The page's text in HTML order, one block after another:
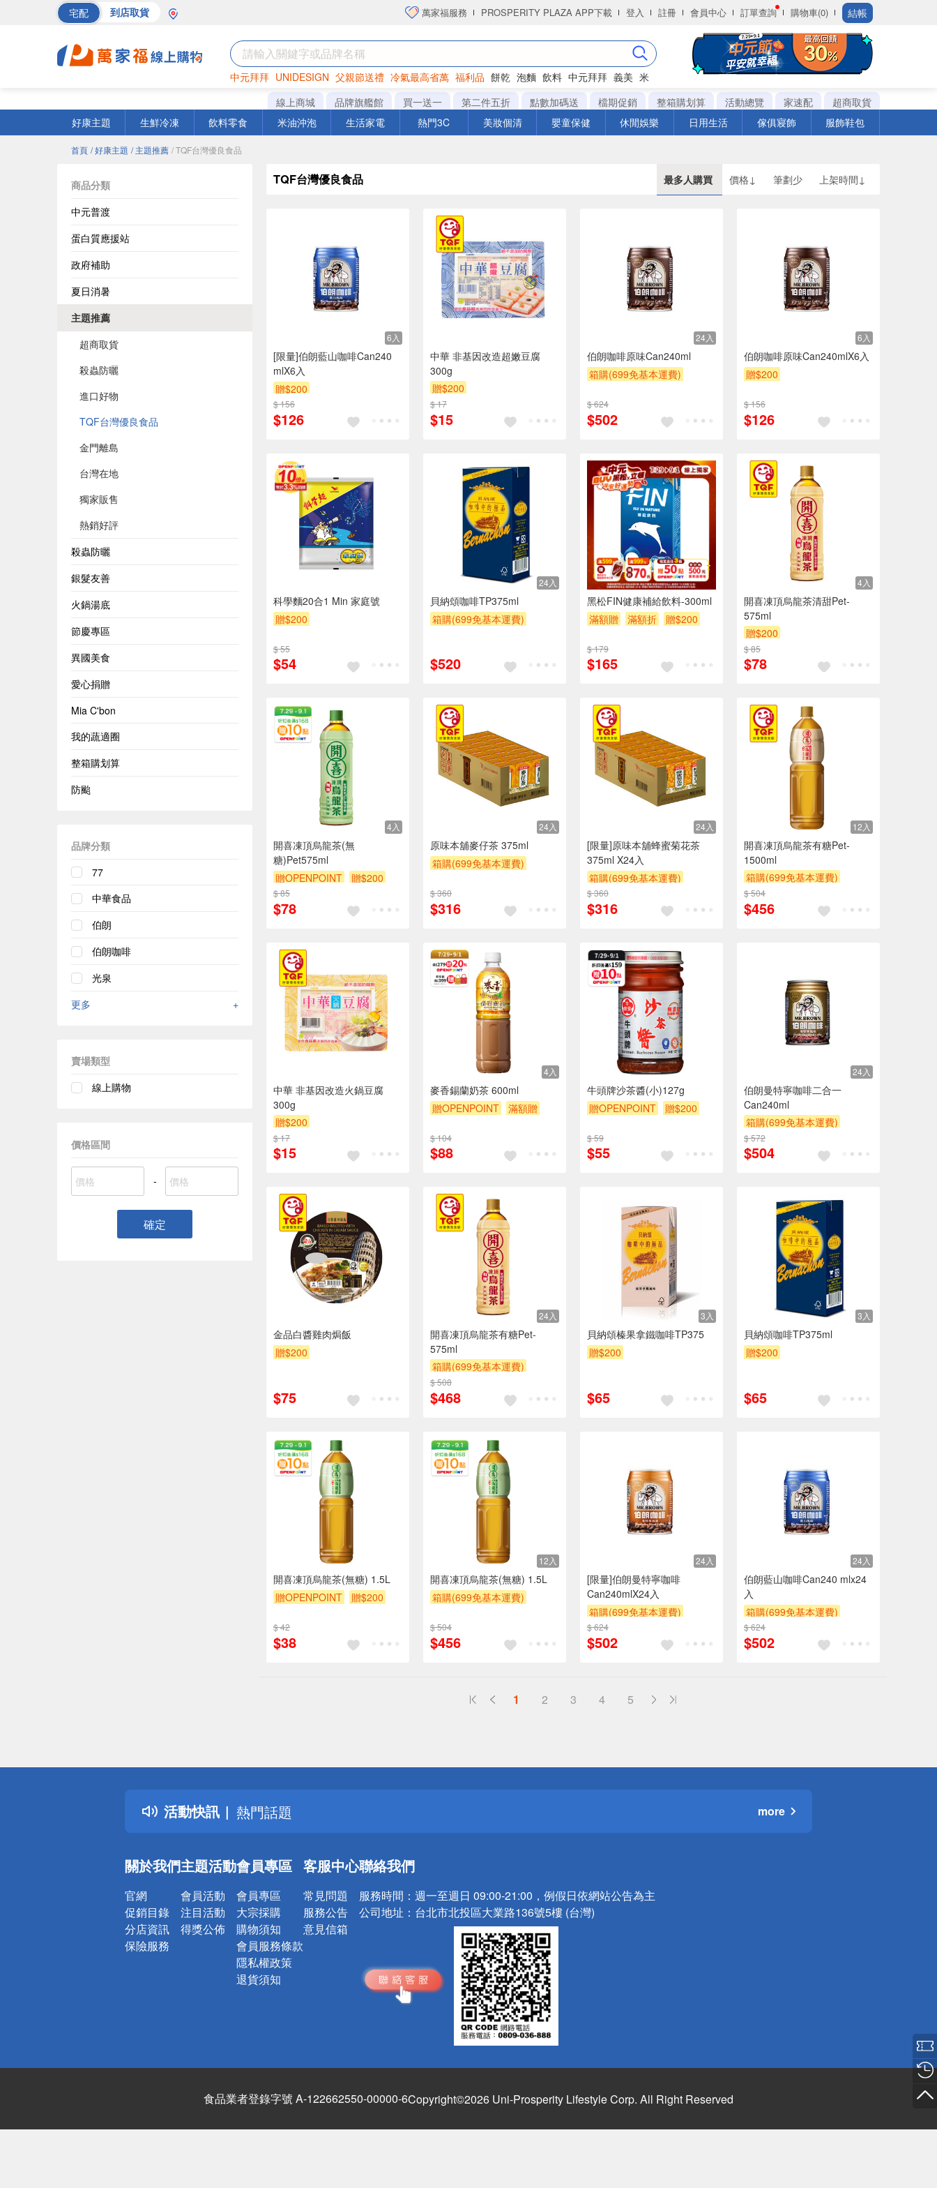
宅配 到店取貨 萬家福服務 PROSPERITY PLAZA APP下載 登入 註冊 會員中心 訂單查詢 購物車(0) 結帳
中元拜拜 UNIDESIGN 父親節送禮 冷氣最高省萬 福利品 餅乾 泡麵 飲料 中元拜拜 義美 米
罐頭 海苔 洋芋片
線上商城 品牌旗艦館 買一送一 第二件五折 點數加碼送 檔期促銷 整箱購划算 活動總覽 家速配
超商取貨
好康主題
生鮮冷凍 飲料零食 米油沖泡 生活家電 熱門3C 美妝個清 嬰童保健 休閒娛樂 日用生活 傢俱寢飾 服飾鞋包
首頁 / 好康主題 / 主題推薦 / TQF台灣優良食品
商品分類
中元普渡
蛋白質應援站
政府補助
夏日消暑
主題推薦
超商取貨
殺蟲防曬
進口好物
TQF台灣優良食品
金門離島
台灣在地
獨家販售
熱銷好評
殺蟲防曬
銀髮友善
火鍋湯底
節慶專區
異國美食
愛心捐贈
Mia C'bon
我的蔬適圈
整箱購划算
防颱
品牌分類
77
中華食品
伯朗
伯朗咖啡
光泉
更多
+
賣場類型
線上購物
價格區間
-
確定
TQF台灣優良食品 最多人購買 價格↓ 筆劃少 上架時間↓
6入
[限量]伯朗藍山咖啡Can240
mlX6入
贈$200
$ 156
$126
中華 非基因改造超嫩豆腐
300g
贈$200
$ 17
$15
24入
伯朗咖啡原味Can240ml
箱購(699免基本運費)
$ 624
$502
6入
伯朗咖啡原味Can240mlX6入
贈$200
$ 156
$126
科學麵20合1 Min 家庭號
贈$200
$ 55
$54
24入
貝納頌咖啡TP375ml
箱購(699免基本運費)
$520
24入
黑松FIN健康補給飲料-300ml
滿額贈
滿額折 贈$200
$ 179
$165
4入
開喜凍頂烏龍茶清甜Pet-
575ml
贈$200
$ 85
$78
4入
開喜凍頂烏龍茶(無
糖)Pet575ml
贈OPENPOINT
贈$200
$ 85
$78
24入
原味本舖麥仔茶 375ml
箱購(699免基本運費)
$ 360
$316
24入
[限量]原味本舖蜂蜜菊花茶
375ml X24入
箱購(699免基本運費)
贈$200
$ 360
$316
12入
開喜凍頂烏龍茶有糖Pet-
1500ml
箱購(699免基本運費)
贈$200
$ 504
$456
中華 非基因改造火鍋豆腐
300g
贈$200
$ 17
$15
4入
麥香錫蘭奶茶 600ml
贈OPENPOINT
滿額贈
$ 104
$88
牛頭牌沙茶醬(小)127g
贈OPENPOINT
贈$200
$ 59
$55
24入
伯朗曼特寧咖啡二合一
Can240ml
箱購(699免基本運費)
贈$200
$ 572
$504
金品白醬雞肉焗飯
贈$200
$75
24入
開喜凍頂烏龍茶有糖Pet-
575ml
箱購(699免基本運費)
贈$200
$ 508
$468
3入
貝納頌榛果拿鐵咖啡TP375
贈$200
$65
3入
貝納頌咖啡TP375ml
贈$200
$65
開喜凍頂烏龍茶(無糖) 1.5L
贈OPENPOINT
贈$200
$ 42
$38
12入
開喜凍頂烏龍茶(無糖) 1.5L
箱購(699免基本運費)
$ 504
$456
24入
[限量]伯朗曼特寧咖啡
Can240mlX24入
箱購(699免基本運費)
贈$200
$ 624
$502
24入
伯朗藍山咖啡Can240 mlx24
入
箱購(699免基本運費)
贈$200
$ 624
$502
1 2 3 4 5
活動快訊
詐騙網頁！請小心！
得獎公告
熱門話題
銀行優惠
詐騙網頁！請小心！
more
關於我們
官網
促銷目錄
分店資訊
保險服務
主題活動
會員活動
注目活動
得獎公佈
會員專區
會員專區
大宗採購
購物須知
會員服務條款
隱私權政策
退貨須知
客服中心
常見問題
服務公告
意見信箱
聯絡我們
服務時間： 週一至週日 09:00-21:00，例假日依網站公告為主
公司地址： 台北市北投區大業路136號5樓 (台灣)
食品業者登錄字號 A-122662550-00000-6Copyright©2026 Uni-Prosperity Lifestyle Corp. All Right Reserved